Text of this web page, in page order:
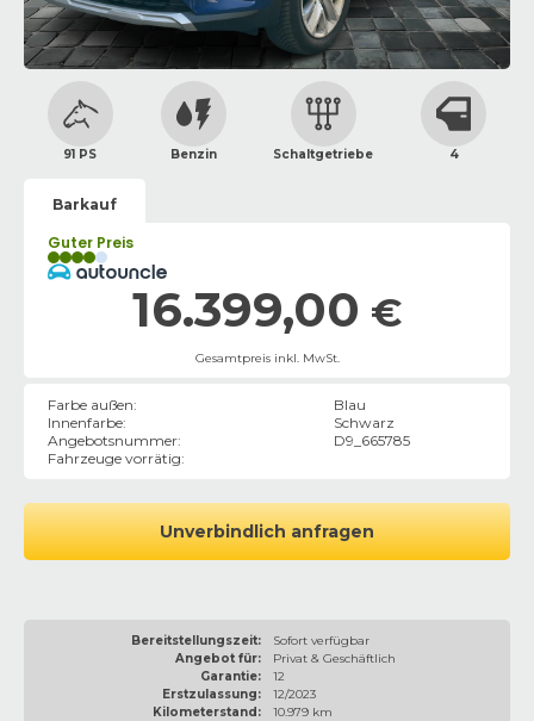
91 PS Benzin Schaltgetriebe 4
Barkauf
Guter Preis
16.399,00 €
Gesamtpreis inkl. MwSt.
Farbe außen:
Blau
Innenfarbe:
Schwarz
Angebotsnummer:
D9_665785
Fahrzeuge vorrätig:
Unverbindlich anfragen
Bereitstellungszeit:
Sofort verfügbar
Angebot für:
Privat & Geschäftlich
Garantie:
12
Erstzulassung:
12/2023
Kilometerstand:
10.979 km